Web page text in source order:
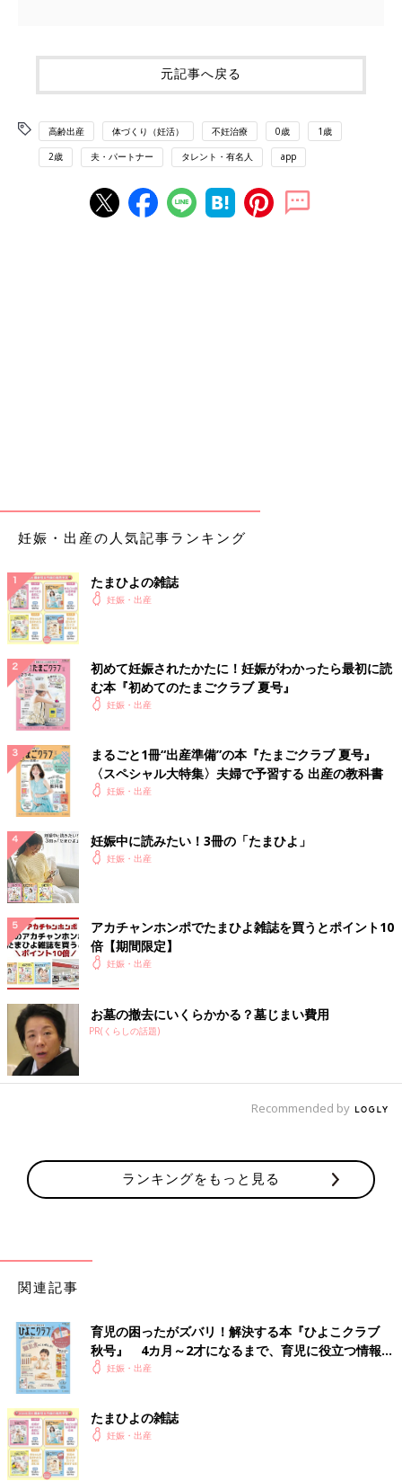
元記事へ戻る
高齢出産 体づくり（妊活） 不妊治療 0歳 1歳
2歳 夫・パートナー タレント・有名人 app
妊娠・出産の人気記事ランキング
たまひよの雑誌
妊娠・出産
初めて妊娠されたかたに！妊娠がわかったら最初に読
む本『初めてのたまごクラブ 夏号』
妊娠・出産
まるごと1冊“出産準備”の本『たまごクラブ 夏号』
〈スペシャル大特集〉夫婦で予習する 出産の教科書
妊娠・出産
妊娠中に読みたい！3冊の「たまひよ」
妊娠・出産
アカチャンホンポでたまひよ雑誌を買うとポイント10
倍【期間限定】
妊娠・出産
お墓の撤去にいくらかかる？墓じまい費用
PR(くらしの話題)
Recommended by
ランキングをもっと見る
関連記事
育児の困ったがズバリ！解決する本『ひよこクラブ
秋号』 4カ月～2才になるまで、育児に役立つ情報が
いっぱい！
妊娠・出産
たまひよの雑誌
妊娠・出産